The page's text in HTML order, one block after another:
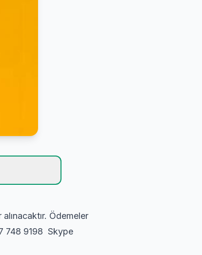
Ödemeler
748 9198 Skype